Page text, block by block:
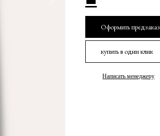
Оформить предзаказ
купить в один клик
Написать менеджеру